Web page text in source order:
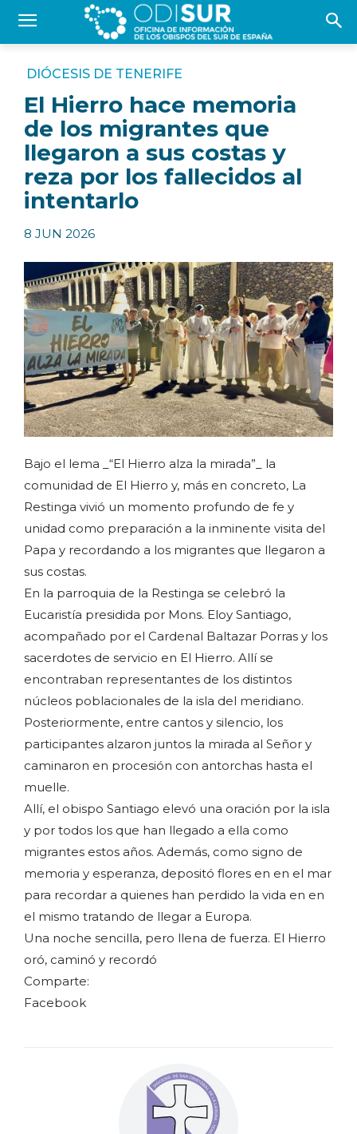
DIÓCESIS DE TENERIFE
El Hierro hace memoria
de los migrantes que
llegaron a sus costas y
reza por los fallecidos al
intentarlo
8 JUN 2026
Bajo el lema _“El Hierro alza la mirada”_ la
comunidad de El Hierro y, más en concreto, La
Restinga vivió un momento profundo de fe y
unidad como preparación a la inminente visita del
Papa y recordando a los migrantes que llegaron a
sus costas.
En la parroquia de la Restinga se celebró la
Eucaristía presidida por Mons. Eloy Santiago,
acompañado por el Cardenal Baltazar Porras y los
sacerdotes de servicio en El Hierro. Allí se
encontraban representantes de los distintos
núcleos poblacionales de la isla del meridiano.
Posteriormente, entre cantos y silencio, los
participantes alzaron juntos la mirada al Señor y
caminaron en procesión con antorchas hasta el
muelle.
Allí, el obispo Santiago elevó una oración por la isla
y por todos los que han llegado a ella como
migrantes estos años. Además, como signo de
memoria y esperanza, depositó flores en en el mar
para recordar a quienes han perdido la vida en en
el mismo tratando de llegar a Europa.
Una noche sencilla, pero llena de fuerza. El Hierro
oró, caminó y recordó
Comparte:
Facebook